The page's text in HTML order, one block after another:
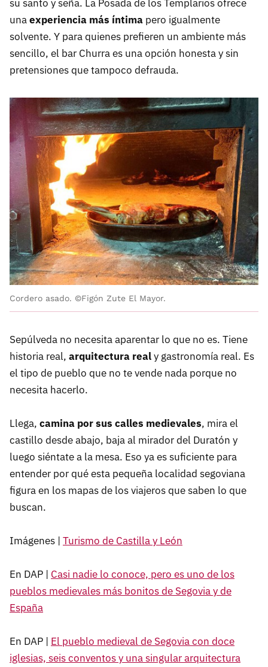
su santo y seña. La Posada de los Templarios ofrece
unaexperiencia más íntima pero igualmente
solvente. Y para quienes prefieren un ambiente más
sencillo, el bar Churra es una opción honesta y sin
pretensiones que tampoco defrauda.
Cordero asado. ©Figón Zute El Mayor.
Sepúlveda no necesita aparentar lo que no es. Tiene
historia real, arquitectura realy gastronomía real. Es
el tipo de pueblo que no te vende nada porque no
necesita hacerlo.
Llega, camina por sus calles medievales, mira el
castillo desde abajo, baja al mirador del Duratón y
luego siéntate a la mesa. Eso ya es suficiente para
entender por qué esta pequeña localidad segoviana
figura en los mapas de los viajeros que saben lo que
buscan.
Imágenes | Turismo de Castilla y León
En DAP | Casi nadie lo conoce, pero es uno de los
pueblos medievales más bonitos de Segovia y de
España
En DAP | El pueblo medieval de Segovia con doce
iglesias, seis conventos y una singular arquitectura